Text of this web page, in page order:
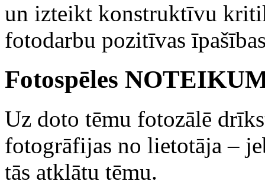
un izteikt konstruktīvu
fotodarbu pozitīvas
Fotospēles
Uz doto tēmu fotozālē
fotogrāfijas no lietotāja –
tās atklātu tēmu.